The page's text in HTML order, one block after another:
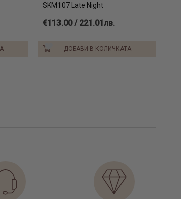
SKM107 Late Night
€113.00 / 221.01лв.
ДОБАВИ В КОЛИЧКАТА